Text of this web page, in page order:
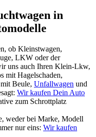
in
ob Kleinstwagen,
LKW oder der
uns auch Ihren Klein-Lkw,
mit Hagelschaden,
Beule, Unfallwagen und
Wir kaufen Dein Auto
zum Schrottplatz
weder bei Marke, Modell
nur eins: Wir kaufen